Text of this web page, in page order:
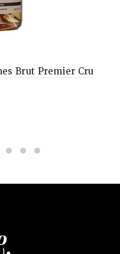
Brut Premier Cru